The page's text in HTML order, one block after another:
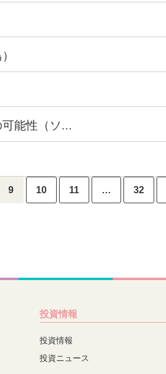
能性（ソ...
9 10 11 … 32
投資情報
投資情報
投資ニュース